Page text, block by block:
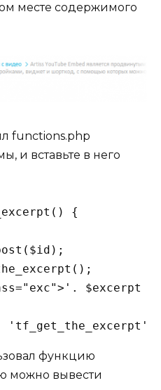
месте содержимого
functions.php
и вставьте в него
{
$excerpt .
функцию
можно вывести